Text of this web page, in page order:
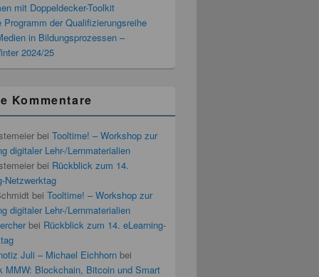
mit Doppeldecker-Toolkit
Programm der Qualifizierungsreihe
in Bildungsprozessen –
2024/25
Kommentare
bei Tooltime! – Workshop zur
digitaler Lehr-/Lernmaterialien
bei Rückblick zum 14.
Netzwerktag
bei Tooltime! – Workshop zur
digitaler Lehr-/Lernmaterialien
bei Rückblick zum 14. eLearning-
Juli – Michael Eichhorn bei
MMW: Blockchain, Bitcoin und Smart